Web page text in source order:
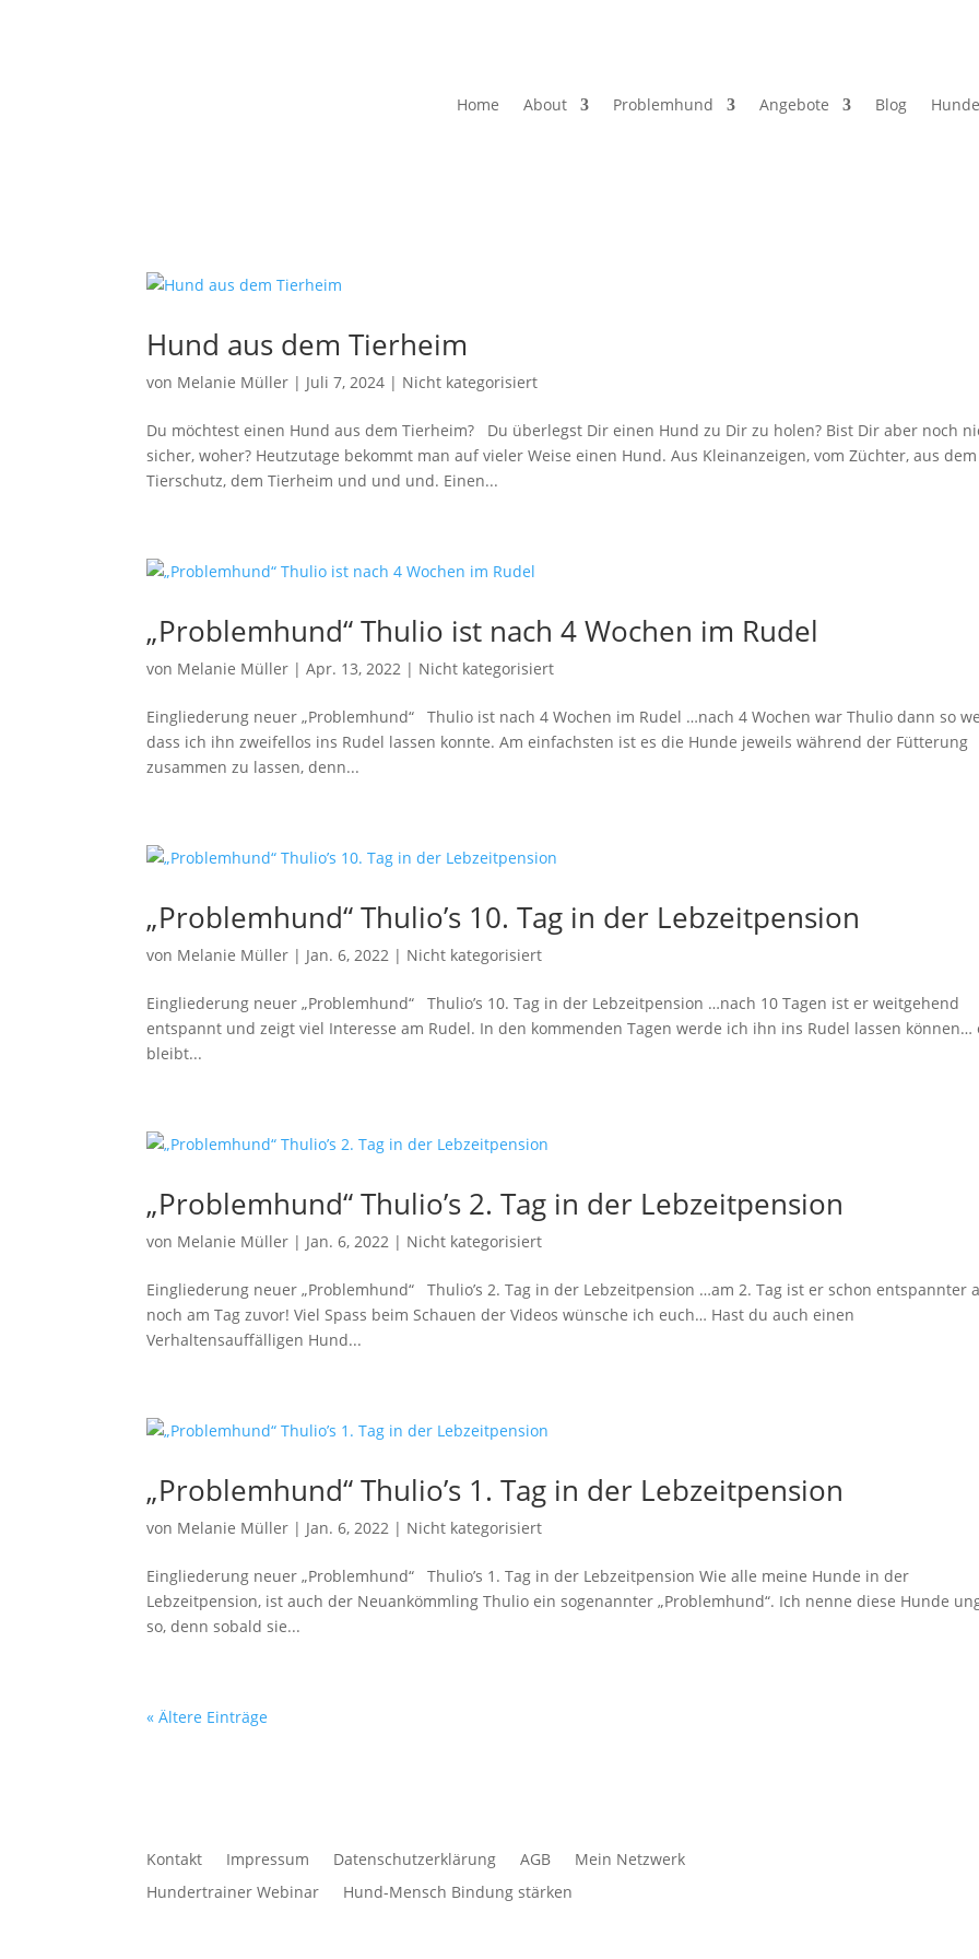
Home About Problemhund Angebote Blog
Hund aus dem Tierheim
von Melanie Müller | Juli 7, 2024 | Nicht kategorisiert
Du möchtest einen Hund aus dem Tierheim? Du überlegst Dir einen Hund zu Dir zu holen? Bist Dir aber noch
sicher, woher? Heutzutage bekommt man auf vieler Weise einen Hund. Aus Kleinanzeigen, vom Züchter, aus dem
Tierschutz, dem Tierheim und und und. Einen...
„Problemhund“ Thulio ist nach 4 Wochen im Rudel
von Melanie Müller |Apr. 13, 2022 | Nicht kategorisiert
Eingliederung neuer „Problemhund“ Thulio ist nach 4 Wochen im Rudel …nach 4 Wochen war Thulio dann so
dass ich ihn zweifellos ins Rudel lassen konnte. Am einfachsten ist es die Hunde jeweils während der Fütterung
zusammen zu lassen, denn...
„Problemhund“ Thulio’s 10. Tag in der Lebzeitpension
von Melanie Müller | Jan. 6, 2022 | Nicht kategorisiert
Eingliederung neuer „Problemhund“ Thulio’s 10. Tag in der Lebzeitpension …nach 10 Tagen ist er weitgehend
entspannt und zeigt viel Interesse am Rudel. In den kommenden Tagen werde ich ihn ins Rudel lassen können…
bleibt...
„Problemhund“ Thulio’s 2. Tag in der Lebzeitpension
von Melanie Müller | Jan. 6, 2022 | Nicht kategorisiert
Eingliederung neuer „Problemhund“ Thulio’s 2. Tag in der Lebzeitpension …am 2. Tag ist er schon entspannter
noch am Tag zuvor! Viel Spass beim Schauen der Videos wünsche ich euch… Hast du auch einen
Verhaltensauffälligen Hund...
„Problemhund“ Thulio’s 1. Tag in der Lebzeitpension
von Melanie Müller | Jan. 6, 2022 | Nicht kategorisiert
Eingliederung neuer „Problemhund“ Thulio’s 1. Tag in der Lebzeitpension Wie alle meine Hunde in der
Lebzeitpension, ist auch der Neuankömmling Thulio ein sogenannter „Problemhund“. Ich nenne diese Hunde
so, denn sobald sie...
« Ältere Einträge
Kontakt Impressum Datenschutzerklärung AGB
Mein Netzwerk
Hundertrainer Webinar
Hund-Mensch Bindung stärken